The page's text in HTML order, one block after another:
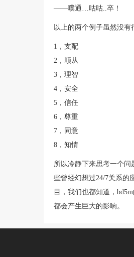
——噗通…咕咕..卒！
以上的两个例子虽然没有
1，支配
2，顺从
3，理智
4，安全
5，信任
6，尊重
7，同意
8，知情
所以冷静下来思考一个问
些曾经幻想过24/7关系的
目，我们也都知道，
都会产生巨大的影响。